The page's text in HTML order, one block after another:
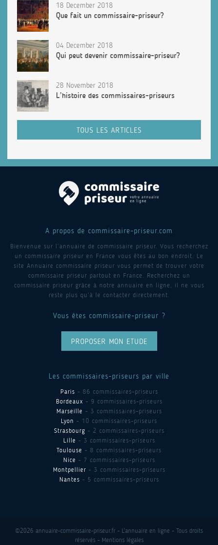
18 December 2018
Que fait un commissaire-priseur?
04 December 2018
Qui peut devenir commissaire-priseur?
28 November 2018
L’histoire des commissaires-priseurs
TOUS LES ARTICLES
A propos de commissaire-priseur.com
Bienvenue sur l’annuaire de commissaire priseur. Vous recherchez
un commissaire priseur en France vous êtes au bon endroit. Le
site Annuaire commissaire priseur vous permet de trouver votre
commissaire priseur partout en France. Recherchez un
commissaire priseur grâce à notre annuaire en ligne, il ne vous
reste plus qu’à le contacter directement.
Vous êtes commissaire-priseur ?
PROPOSER MON ETUDE
Les commissaires-priseurs par ville
Paris - 86 commissaires-priseurs
Bordeaux - 9 commissaires-priseurs
Marseille - 3 commissaires-priseurs
Lyon - 10 commissaires-priseurs
Strasbourg - 2 commissaires-priseurs
Lille - 3 commissaires-priseurs
Toulouse - 8 commissaires-priseurs
Nice - 7 commissaires-priseurs
Montpellier - 3 commissaires-priseurs
Nantes - 5 commissaires-priseurs
©2026 annuaire-commissaire-priseur.fr - L'annuaire en ligne - Tous droits
réservés - Mentions légales